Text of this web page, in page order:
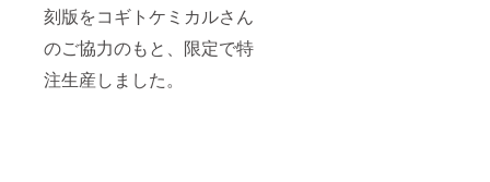
刻版をコギトケミカルさん
のご協力のもと、限定で特
注生産しました。